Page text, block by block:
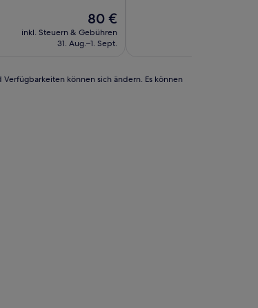
Der
Preis
beträgt
80 €
inkl. Steuern & Gebühren
31. Aug.–1. Sept.
können sich ändern. Es können